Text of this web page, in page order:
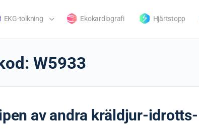
EKG-tolkning Ekokardiografi Hjärtstopp
W5933
av andra kräldjur-